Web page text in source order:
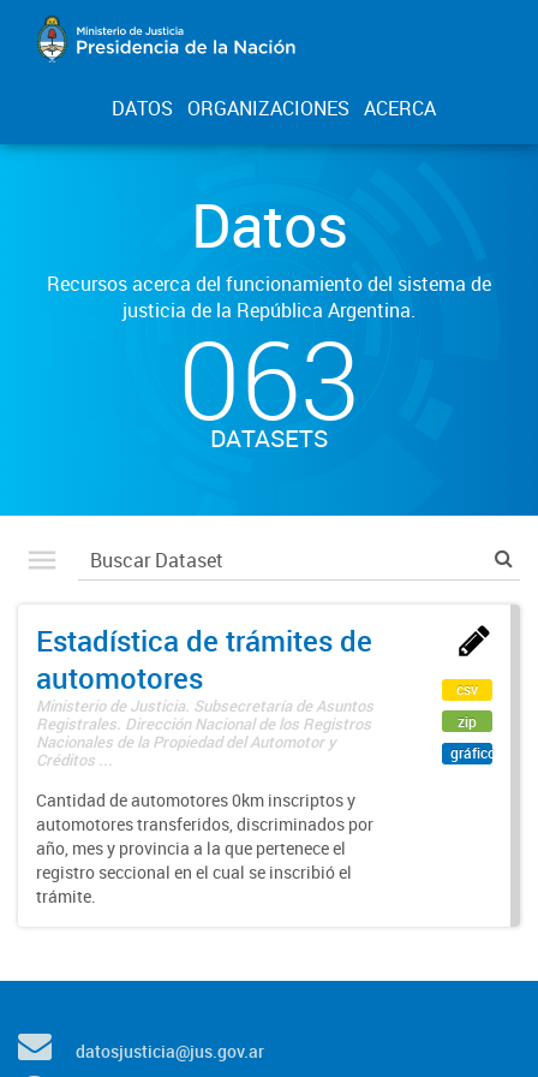
DATOS ORGANIZACIONES ACERCA
Datos
Recursos acerca del funcionamiento del sistema de
justicia de la República Argentina.
063
DATASETS
Estadística de trámites de
automotores
Ministerio de Justicia. Subsecretaría de Asuntos
Registrales. Dirección Nacional de los Registros
Nacionales de la Propiedad del Automotor y
Créditos ...
Cantidad de automotores 0km inscriptos y
automotores transferidos, discriminados por
año, mes y provincia a la que pertenece el
registro seccional en el cual se inscribió el
trámite.
csv
zip
gráfico
datosjusticia@jus.gov.ar